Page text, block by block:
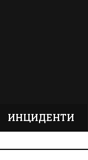
ИНЦИДЕНТИ